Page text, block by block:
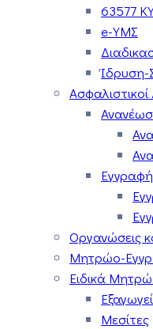
63577
e-ΥΜΣ
Ίδρυση-
Εγγραφή
Οργανώσεις
Μητρώο-
Ειδικά
Μεσίτες